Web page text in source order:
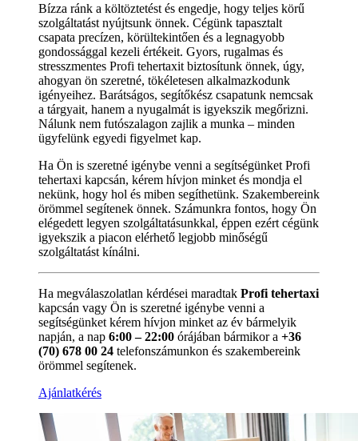
Bízza ránk a költöztetést és engedje, hogy teljes körű
szolgáltatást nyújtsunk önnek. Cégünk tapasztalt
csapata precízen, körültekintően és a legnagyobb
gondossággal kezeli értékeit. Gyors, rugalmas és
stresszmentes Profi tehertaxit biztosítunk önnek, úgy,
ahogyan ön szeretné, tökéletesen alkalmazkodunk
igényeihez. Barátságos, segítőkész csapatunk nemcsak
a tárgyait, hanem a nyugalmát is igyekszik megőrizni.
Nálunk nem futószalagon zajlik a munka – minden
ügyfelünk egyedi figyelmet kap.
Ha Ön is szeretné igénybe venni a segítségünket Profi
tehertaxi kapcsán, kérem hívjon minket és mondja el
nekünk, hogy hol és miben segíthetünk. Szakembereink
örömmel segítenek önnek. Számunkra fontos, hogy Ön
elégedett legyen szolgáltatásunkkal, éppen ezért cégünk
igyekszik a piacon elérhető legjobb minőségű
szolgáltatást kínálni.
Ha megválaszolatlan kérdései maradtak Profi tehertaxi
kapcsán vagy Ön is szeretné igénybe venni a
segítségünket kérem hívjon minket az év bármelyik
napján, a nap 6:00 – 22:00 órájában bármikor a +36
(70) 678 00 24 telefonszámunkon és szakembereink
örömmel segítenek.
Ajánlatkérés